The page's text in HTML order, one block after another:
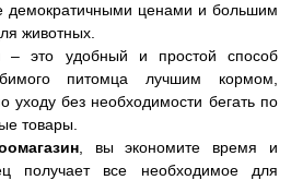
демократичными ценами и большим
животных.
– это удобный и простой способ
питомца лучшим кормом,
уходу без необходимости бегать по
товары.
, вы экономите время и
получает все необходимое для